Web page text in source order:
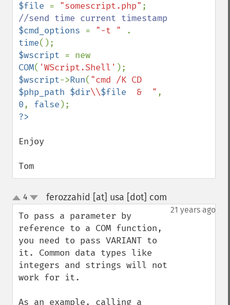
$file = "somescript.php"
$cmd_options = "-t "
time
$wscript
COM( 'WScript.Shell'
$wscript->Run(
$php_path $dir\\$file
  &  "
0, false
Enjoy
Tom
up
down
4 ferozzahid [at] usa [dot] com
21 years ago
To pass a parameter by
reference to a COM function,
you need to pass VARIANT to
it. Common data types like
integers and strings will not
work for it.
As an example, calling a